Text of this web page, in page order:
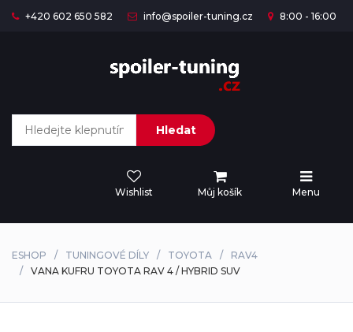
+420 602 650 582 info@spoiler-tuning.cz 8:00 - 16:00
Hledat
Wishlist Můj košík Menu
ESHOP TUNINGOVÉ DÍLY TOYOTA
RAV4
VANA KUFRU TOYOTA RAV 4 / HYBRID SUV